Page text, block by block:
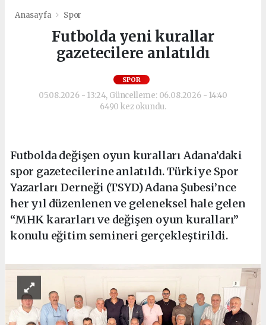
Anasayfa Spor
Futbolda yeni kurallar
gazetecilere anlatıldı
SPOR
05.08.2026 - 13:24, Güncelleme: 06.08.2026 - 14:40
6490 kez okundu.
Futbolda değişen oyun kuralları Adana’daki
spor gazetecilerine anlatıldı. Türkiye Spor
Yazarları Derneği (TSYD) Adana Şubesi’nce
her yıl düzenlenen ve geleneksel hale gelen
“MHK kararları ve değişen oyun kuralları”
konulu eğitim semineri gerçekleştirildi.